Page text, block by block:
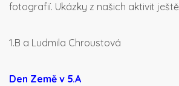
fotografií. Ukázky z našich aktivit
1.B a Ludmila Chroustová
Den Země v 5.A